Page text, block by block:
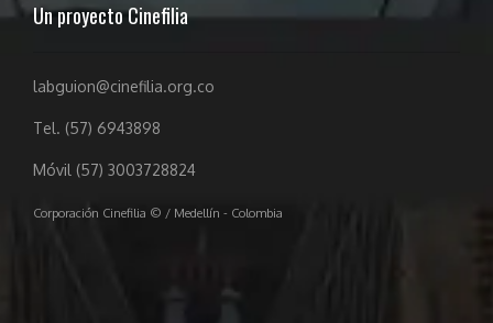
Un proyecto Cinefilia
labguion@cinefilia.org.co
Tel. (57) 6943898
Móvil (57) 3003728824
Corporación Cinefilia © / Medellín - Colombia